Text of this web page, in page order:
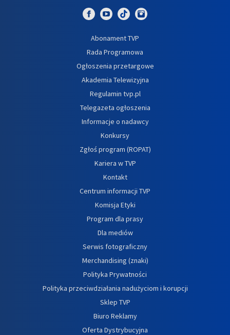
Abonament TVP
Rada Programowa
Ogłoszenia przetargowe
Akademia Telewizyjna
Regulamin tvp.pl
Telegazeta ogłoszenia
Informacje o nadawcy
Konkursy
Zgłoś program (ROPAT)
Kariera w TVP
Kontakt
Centrum informacji TVP
Komisja Etyki
Program dla prasy
Dla mediów
Serwis fotograficzny
Merchandising (znaki)
Polityka Prywatności
Polityka przeciwdziałania nadużyciom i korupcji
Sklep TVP
Biuro Reklamy
Oferta Dystrybucyjna